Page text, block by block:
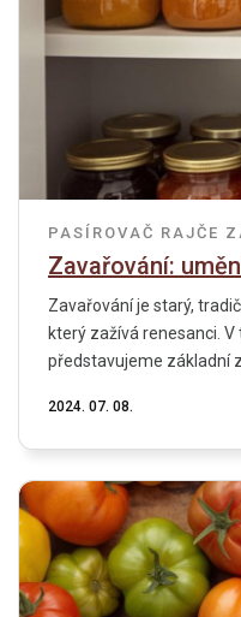
PASÍROVAČ RAJČE
Zavařování:
Zavařování je starý,
který zažívá renesanci.
představujeme základní
2024. 07. 08.